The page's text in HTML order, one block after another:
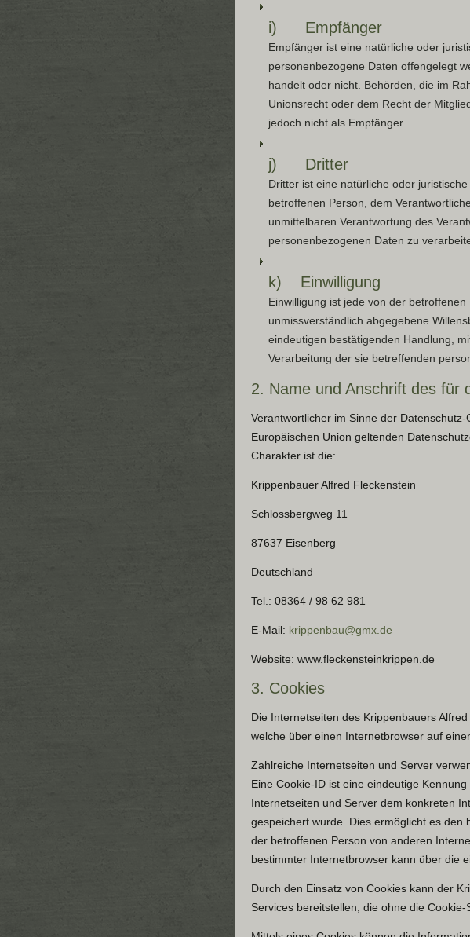
i) Empfänger
Empfänger ist eine natürliche oder
personenbezogene Daten offengelegt
handelt oder nicht. Behörden, die im
Unionsrecht oder dem Recht der
jedoch nicht als Empfänger.
j) Dritter
Dritter ist eine natürliche oder
betroffenen Person, dem
unmittelbaren Verantwortung des
personenbezogenen Daten zu
k) Einwilligung
Einwilligung ist jede von der
unmissverständlich abgegebene
eindeutigen bestätigenden Handlung,
Verarbeitung der sie betreffenden
2. Name und Anschrift des für
Verantwortlicher im Sinne der
Europäischen Union geltenden
Charakter ist die:
Krippenbauer Alfred Fleckenstein
Schlossbergweg 11
87637 Eisenberg
Deutschland
Tel.: 08364 / 98 62 981
E-Mail: krippenbau@gmx.de
Website: www.fleckensteinkrippen.de
3. Cookies
Die Internetseiten des Krippenbauers
welche über einen Internetbrowser auf
Zahlreiche Internetseiten und Server
Eine Cookie-ID ist eine eindeutige
Internetseiten und Server dem konkreten
gespeichert wurde. Dies ermöglicht es den
der betroffenen Person von anderen
bestimmter Internetbrowser kann über die
Durch den Einsatz von Cookies kann der
Services bereitstellen, die ohne die Cookie-